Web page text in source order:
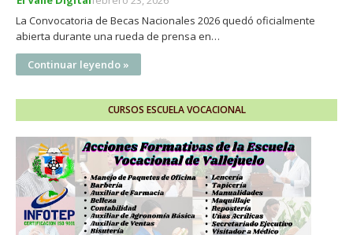
La Convocatoria de Becas Nacionales 2026 quedó oficialmente
abierta durante una rueda de prensa en…
Continuar leyendo »
CURSOS ESCUELA VOCACIONAL